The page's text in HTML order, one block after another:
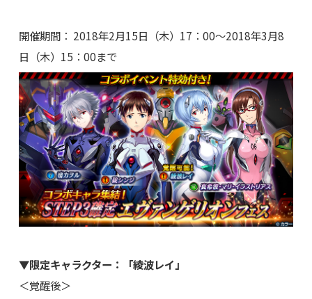
開催期間： 2018年2月15日（木）17：00～2018年3月8
日（木）15：00まで
▼限定キャラクター：「綾波レイ」
＜覚醒後＞